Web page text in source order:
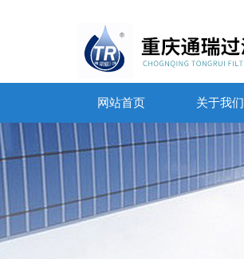
网站首页 关于我们